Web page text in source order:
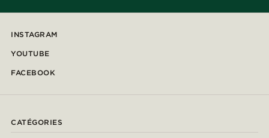
INSTAGRAM
YOUTUBE
FACEBOOK
CATÉGORIES